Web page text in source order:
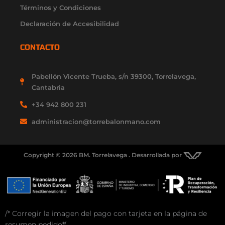
Términos y Condiciones
Declaración de Accesibilidad
CONTACTO
Pabellón Vicente Trueba, s/n 39300, Torrelavega,
Cantabria
+34 942 800 231
administracion@torrebalonmano.com
Copyright © 2026 BM. Torrelavega . Desarrollada por
/* Corregir la imagen del pago con tarjeta en la página de